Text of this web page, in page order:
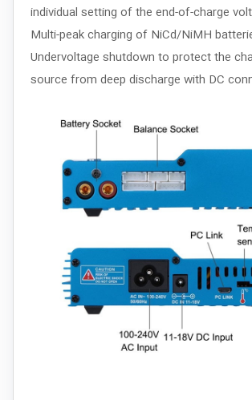
individual setting of the end-of-charge
Multi-peak charging of NiCd/NiMH
Undervoltage shutdown to protect the
source from deep discharge with DC